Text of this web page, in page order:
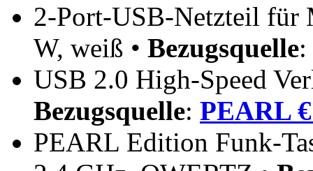
2-Port-USB-Netzteil für
W, weiß • Bezugsquelle:
USB 2.0 High-Speed
Bezugsquelle: PEARL
PEARL Edition Funk-